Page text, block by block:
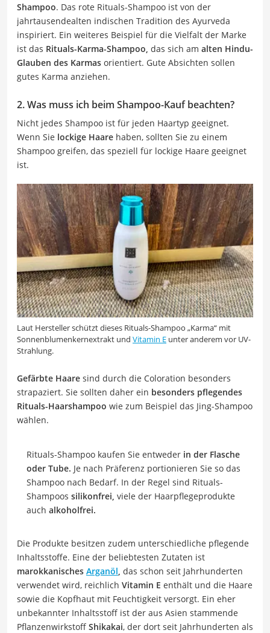
Shampoo. Das rote Rituals-Shampoo ist von der
jahrtausendealten indischen Tradition des Ayurveda
inspiriert. Ein weiteres Beispiel für die Vielfalt der Marke
ist das Rituals-Karma-Shampoo, das sich am alten Hindu-
Glauben des Karmas orientiert. Gute Absichten sollen
gutes Karma anziehen.
2. Was muss ich beim Shampoo-Kauf beachten?
Nicht jedes Shampoo ist für jeden Haartyp geeignet.
Wenn Sie lockige Haare haben, sollten Sie zu einem
Shampoo greifen, das speziell für lockige Haare geeignet
ist.
Laut Hersteller schützt dieses Rituals-Shampoo „Karma“ mit
Sonnenblumenkernextrakt und Vitamin E unter anderem vor UV-
Strahlung.
Gefärbte Haare sind durch die Coloration besonders
strapaziert. Sie sollten daher ein besonders pflegendes
Rituals-Haarshampoo wie zum Beispiel das Jing-Shampoo
wählen.
Rituals-Shampoo kaufen Sie entweder in der Flasche
oder Tube. Je nach Präferenz portionieren Sie so das
Shampoo nach Bedarf. In der Regel sind Rituals-
Shampoos silikonfrei, viele der Haarpflegeprodukte
auch alkoholfrei.
Die Produkte besitzen zudem unterschiedliche pflegende
Inhaltsstoffe. Eine der beliebtesten Zutaten ist
marokkanisches Arganöl, das schon seit Jahrhunderten
verwendet wird, reichlich Vitamin E enthält und die Haare
sowie die Kopfhaut mit Feuchtigkeit versorgt. Ein eher
unbekannter Inhaltsstoff ist der aus Asien stammende
Pflanzenwirkstoff Shikakai, der dort seit Jahrhunderten als